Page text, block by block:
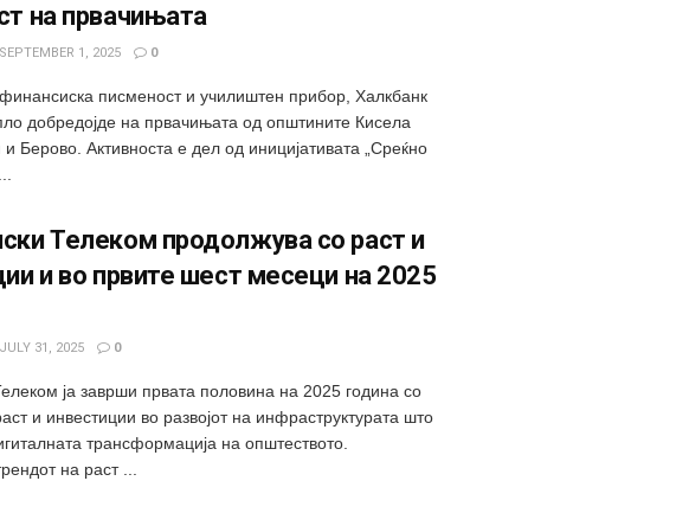
на првачињата
1, 2025 0
писменост и училиштен прибор, Халкбанк
добредојде на првачињата од општините Кисела
Берово. Активноста е дел од иницијативата „Среќно
Телеком продолжува со раст и
и во првите шест месеци на 2025
31, 2025 0
ja заврши првата половина на 2025 година со
и инвестиции во развојот на инфраструктурата што
трансформација на општеството.
на раст ...